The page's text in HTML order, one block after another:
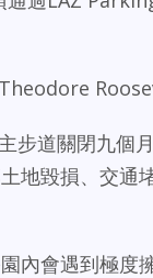
步道關閉九個
地毀損、交通
內會遇到極度